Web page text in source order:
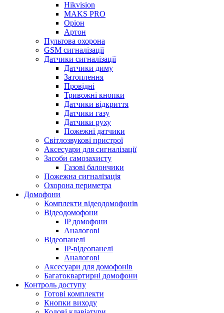
Hikvision
MAKS PRO
Оріон
Артон
Пультова охорона
GSM сигналізації
Датчики сигналізації
Датчики диму
Затоплення
Провідні
Тривожні кнопки
Датчики відкриття
Датчики газу
Датчики руху
Пожежні датчики
Світлозвукові пристрої
Аксесуари для сигналізації
Засоби самозахисту
Газові балончики
Пожежна сигналізація
Охорона периметра
Домофони
Комплекти відеодомофонів
Відеодомофони
IP домофони
Аналогові
Відеопанелі
IP-відеопанелі
Аналогові
Аксесуари для домофонів
Багатоквартирні домофони
Контроль доступу
Готові комплекти
Кнопки виходу